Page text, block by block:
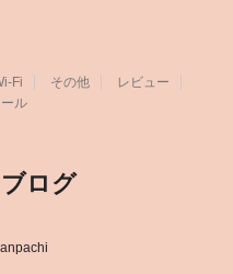
Fi その他
レビュー
ル
ログ